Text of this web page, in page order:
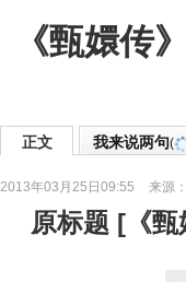
《甄嬛传
正文 我来说两句(
2013年03月25日09:55 来源：
原标题 [ 《